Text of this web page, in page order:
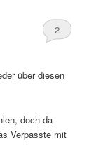
2
über diesen
doch da
Verpasste mit